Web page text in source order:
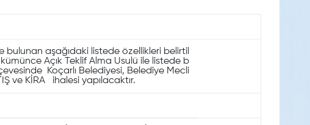
aşağıdaki listede özellikleri belirtil
Açık Teklif Alma Usulü ile listede b
Koçarlı Belediyesi, Belediye Mecli
ve KİRA ihalesi yapılacaktır.